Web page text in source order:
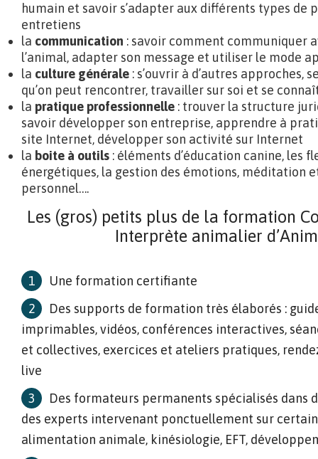
humain et savoir s’adapter aux différents types de
entretiens
la communication : savoir comment communiquer
l’animal, adapter son message et utiliser le mode
la culture générale : s’ouvrir à d’autres approches,
qu’on peut rencontrer, travailler sur soi et se
la pratique professionnelle : trouver la structure
savoir développer son entreprise, apprendre à
site Internet, développer son activité sur Internet
la boite à outils : éléments d’éducation canine, les
énergétiques, la gestion des émotions, méditation
personnel….
Les (gros) petits plus de la formation
Interprète animalier
Une formation certifiante
Des supports de formation très élaborés :
imprimables, vidéos, conférences interactives,
et collectives, exercices et ateliers pratiques,
live
Des formateurs permanents spécialisés dans
des experts intervenant ponctuellement sur
alimentation animale, kinésiologie, EFT,